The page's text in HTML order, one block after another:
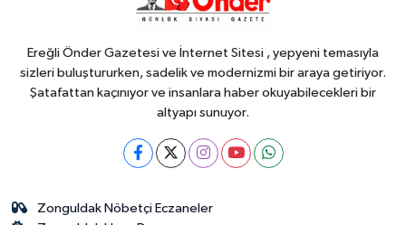
için kura çekimi gerçekleştirildi
Ereğli Önder Gazetesi ve İnternet Sitesi , yepyeni temasıyla
sizleri buluştururken, sadelik ve modernizmi bir araya getiriyor.
Şatafattan kaçınıyor ve insanlara haber okuyabilecekleri bir
altyapı sunuyor.
Zonguldak Nöbetçi Eczaneler